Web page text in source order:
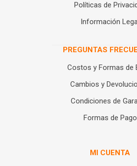
Políticas de
Información
PREGUNTAS
Costos y Formas de
Cambios y
Condiciones de
Formas de Pago
MI CUENTA